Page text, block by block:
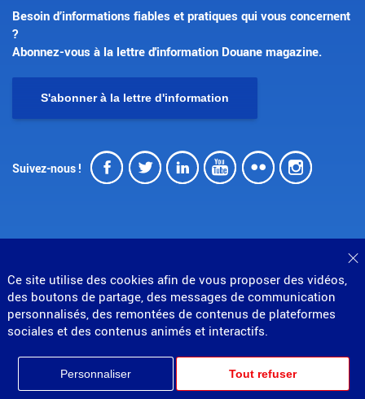
Ce site utilise des cookies afin de vous proposer des vidéos,
des boutons de partage, des messages de communication
personnalisés, des remontées de contenus de plateformes
sociales et des contenus animés et interactifs.
Personnaliser Tout refuser
Besoin d’informations fiables et pratiques qui vous concernent
?
Abonnez-vous à la lettre d'information Douane magazine.
S'abonner à la lettre d'information
Suivez-nous ! Facebook
Twitter
LinkedIn
Youtube
Flickr
© Direction générale des douanes et droits indirects
MENU
PIED
DE
Mentions légales
Données personnelles
Gestion des cookies
Accessibilité : non conforme
Plan du site
Partenariats